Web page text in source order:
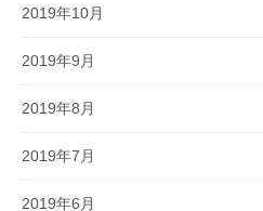
2019年10月
2019年9月
2019年8月
2019年7月
2019年6月